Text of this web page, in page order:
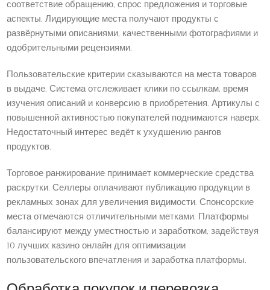
соответствие обращению, спрос предложения и торговые
аспекты. Лидирующие места получают продукты с
развёрнутыми описаниями, качественными фотографиями и
одобрительными рецензиями.
Пользовательские критерии сказываются на места товаров
в выдаче. Система отслеживает клики по ссылкам, время
изучения описаний и конверсию в приобретения. Артикулы с
повышенной активностью покупателей поднимаются наверх.
Недостаточный интерес ведёт к ухудшению рангов
продуктов.
Торговое ранжирование принимает коммерческие средства
раскрутки. Селлеры оплачивают публикацию продукции в
рекламных зонах для увеличения видимости. Спонсорские
места отмечаются отличительными метками. Платформы
балансируют между уместностью и заработком, задействуя
10 лучших казино онлайн для оптимизации
пользовательского впечатления и заработка платформы.